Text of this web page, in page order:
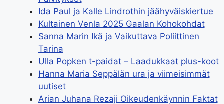
Ida Paul ja Kalle Lindrothin jäähyväiskiertue
Kultainen Venla 2025 Gaalan Kohokohdat
Sanna Marin Ikä ja Vaikuttava Poliittinen
Tarina
Ulla Popken t-paidat – Laadukkaat plus-koot
Hanna Maria Seppälän ura ja viimeisimmät
uutiset
Arian Juhana Rezaji Oikeudenkäynnin Faktat